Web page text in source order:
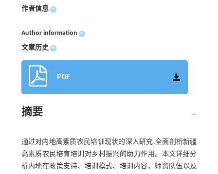
作者信息 +
Author information +
文章历史 +
PDF
摘要
通过对内地高素质农民培训现状的深入研究,全面剖析新疆
高素质农民培育培训对乡村振兴的助力作用。本文详细分
析内地在政策支持、培训模式、培训内容、师资队伍以及